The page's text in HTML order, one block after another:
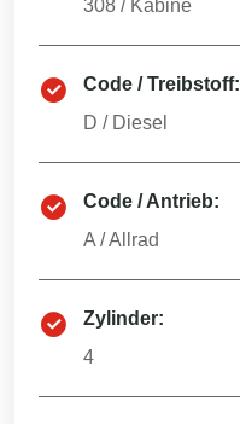
308 / Kabine
Code / Treibstoff:
D / Diesel
Code / Antrieb:
A /Allrad
Zylinder:
4